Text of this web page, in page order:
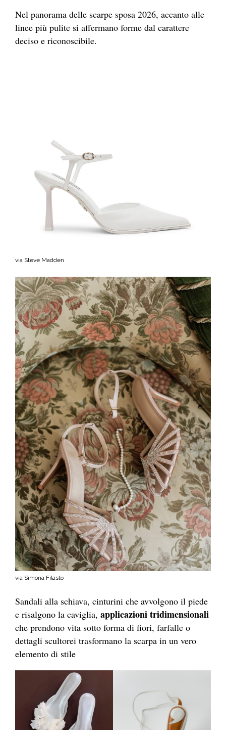
Nel panorama delle scarpe sposa 2026, accanto alle
linee più pulite si affermano forme dal carattere
deciso e riconoscibile.
via Steve Madden
via Simona Filastò
Sandali alla schiava, cinturini che avvolgono il piede
e risalgono la caviglia, applicazioni tridimensionali
che prendono vita sotto forma di fiori, farfalle o
dettagli scultorei trasformano la scarpa in un vero
elemento di stile